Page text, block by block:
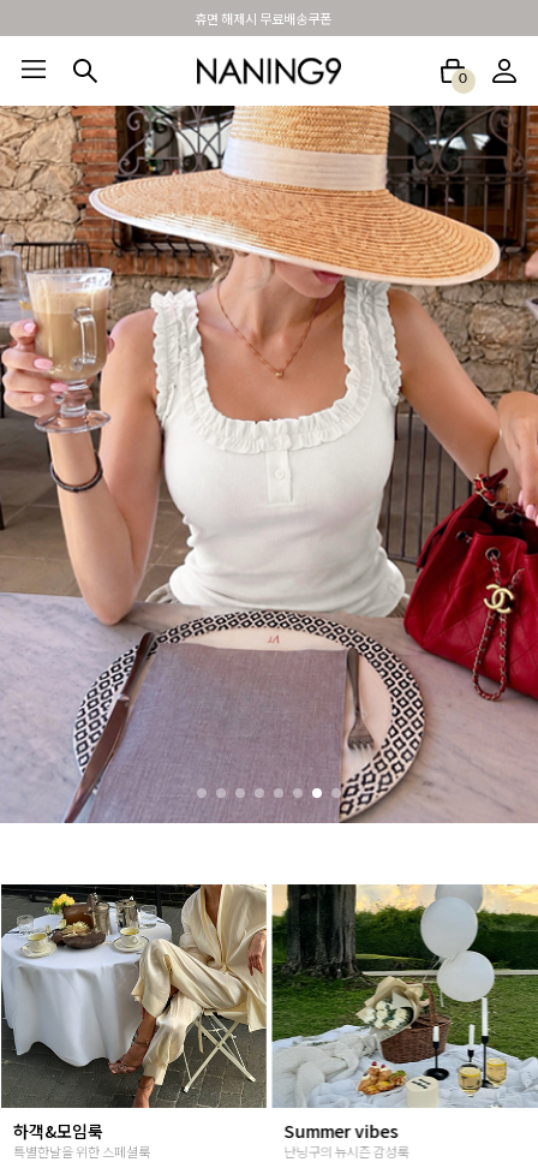
BEST 포토리뷰 - 매주 2명추첨 3만원쿠폰
0
BEST100🤍 NEW5% 베스트재진행 썸머여행룩 아울렛 하객&모임룩
Summer vibes
난닝구의 뉴시즌 감성룩
베스트재진행
고객님들이 인정해주신 Steady seller